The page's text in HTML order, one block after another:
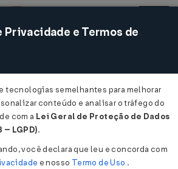
Acessar
e Termos de
tecnologias semelhantes para melhorar
conteúdo e analisar o tráfego do
com a Lei Geral de Proteção de Dados
– LGPD).
você declara que leu e concorda com
e nosso Termo de Uso .